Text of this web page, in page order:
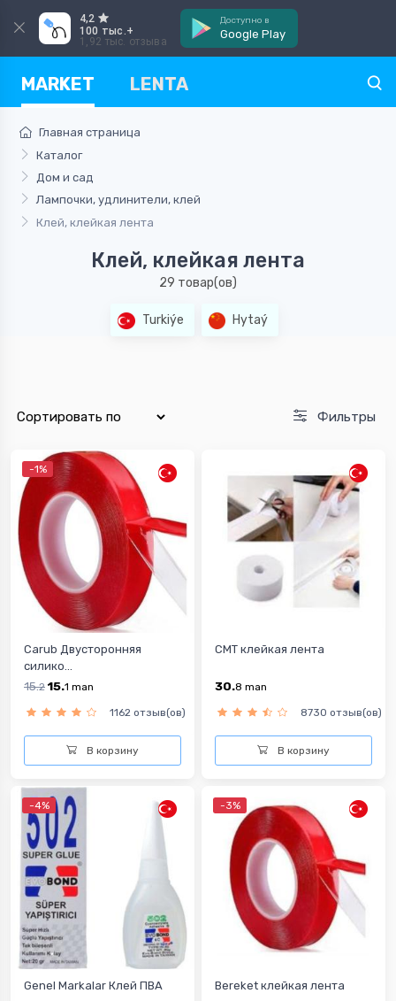
4,2
100 тыс.+
1,92 тыс. отзыва
Доступно в
Google Play
MARKET LENTA
Главная страница
Каталог
Дом и сад
Лампочки, удлинители, клей
Клей, клейкая лента
Клей, клейкая лента
29 товар(ов)
Turkiýe Hytaý
Фильтры
-1%
Carub Двусторонняя
силико...
15.2 15.1 man
1162 отзыв(ов)
В корзину
CMT клейкая лента
30.8 man
8730 отзыв(ов)
В корзину
-4%
Genel Markalar Клей ПВА
-3%
Bereket клейкая лента